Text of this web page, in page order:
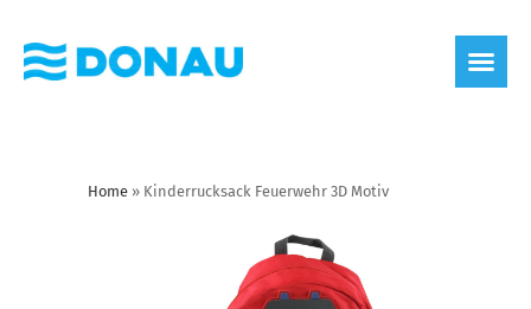
Home » Kinderrucksack Feuerwehr 3D Motiv